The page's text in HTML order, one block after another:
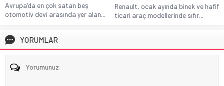
Avrupa’da en çok satan beş
otomotiv devi arasında yer alan...
Renault, ocak ayında binek ve hafif
ticari araç modellerinde sıfır...
YORUMLAR